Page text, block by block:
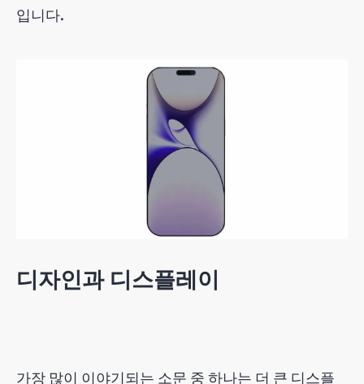
입니다.
디자인과 디스플레이
가장 많이 이야기되는 소문 중 하나는 더 큰 디스플